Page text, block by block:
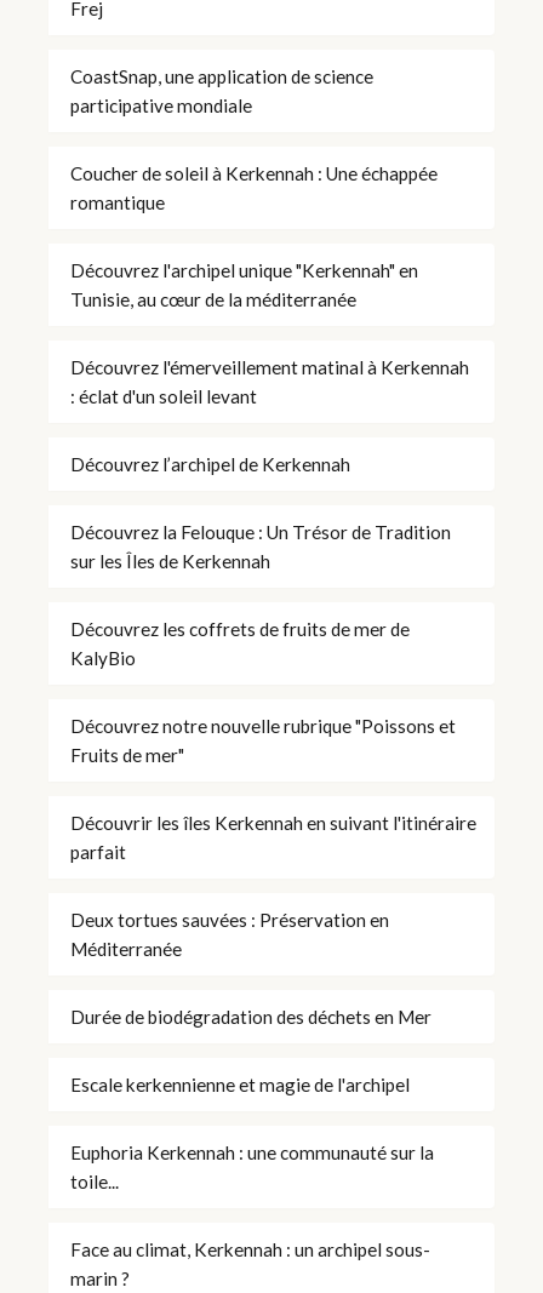
Frej
CoastSnap, une application de science
participative mondiale
Coucher de soleil à Kerkennah : Une échappée
romantique
Découvrez l'archipel unique "Kerkennah" en
Tunisie, au cœur de la méditerranée
Découvrez l'émerveillement matinal à Kerkennah
: éclat d'un soleil levant
Découvrez l’archipel de Kerkennah
Découvrez la Felouque : Un Trésor de Tradition
sur les Îles de Kerkennah
Découvrez les coffrets de fruits de mer de
KalyBio
Découvrez notre nouvelle rubrique "Poissons et
Fruits de mer"
Découvrir les îles Kerkennah en suivant l'itinéraire
parfait
Deux tortues sauvées : Préservation en
Méditerranée
Durée de biodégradation des déchets en Mer
Escale kerkennienne et magie de l'archipel
Euphoria Kerkennah : une communauté sur la
toile...
Face au climat, Kerkennah : un archipel sous-
marin ?